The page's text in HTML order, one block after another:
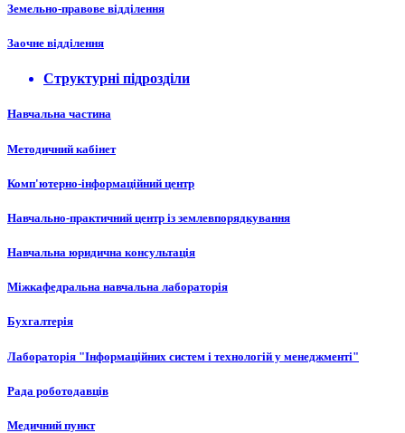
Земельно-правове відділення
Заочне відділення
Структурні підрозділи
Навчальна частина
Методичний кабінет
Комп'ютерно-інформаційний центр
Навчально-практичний центр із землевпорядкування
Навчальна юридична консультація
Міжкафедральна навчальна лабораторія
Бухгалтерія
Лабораторія "Інформаційних систем і технологій у менеджменті"
Рада роботодавців
Медичний пункт